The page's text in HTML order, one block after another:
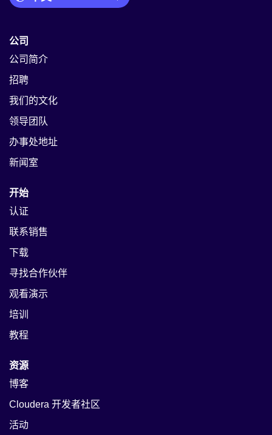
公司
公司简介
招聘
我们的文化
领导团队
办事处地址
新闻室
开始
认证
联系销售
下载
寻找合作伙伴
观看演示
培训
教程
资源
博客
Cloudera 开发者社区
活动